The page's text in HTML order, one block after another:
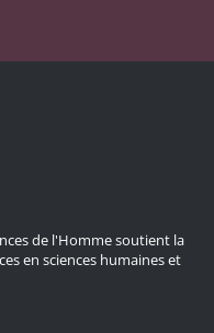
de l'Homme soutient la
en sciences humaines et